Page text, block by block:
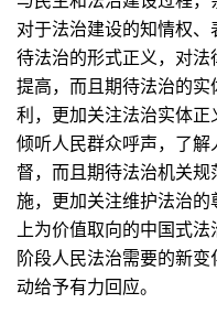
对于法治建设的知情权
待法治的形式正义，对
提高，而且期待法治的
利，更加关注法治实体正
倾听人民群众呼声，了
督，而且期待法治机关
施，更加关注维护法治
上为价值取向的中国式
阶段人民法治需要的新
动给予有力回应。